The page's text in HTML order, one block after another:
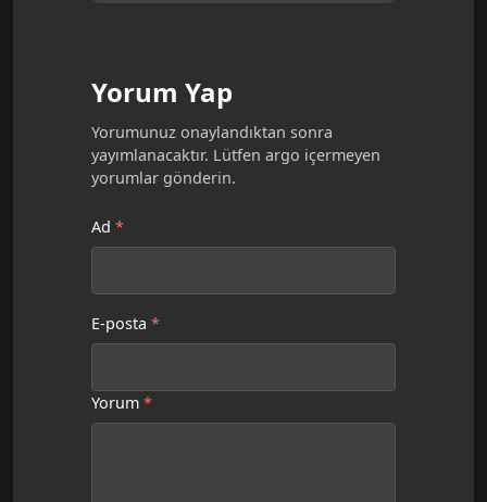
Yorum Yap
Yorumunuz onaylandıktan sonra
yayımlanacaktır. Lütfen argo içermeyen
yorumlar gönderin.
Ad *
E-posta *
Yorum *